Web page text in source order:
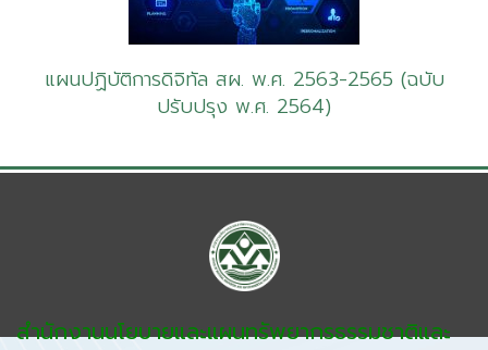
แผนปฏิบัติการดิจิทัล สผ. พ.ศ. 2563-2565 (ฉบับ
ปรับปรุง พ.ศ. 2564)
สำนักงานนโยบายและแผนทรัพยากรธรรมชาติและ